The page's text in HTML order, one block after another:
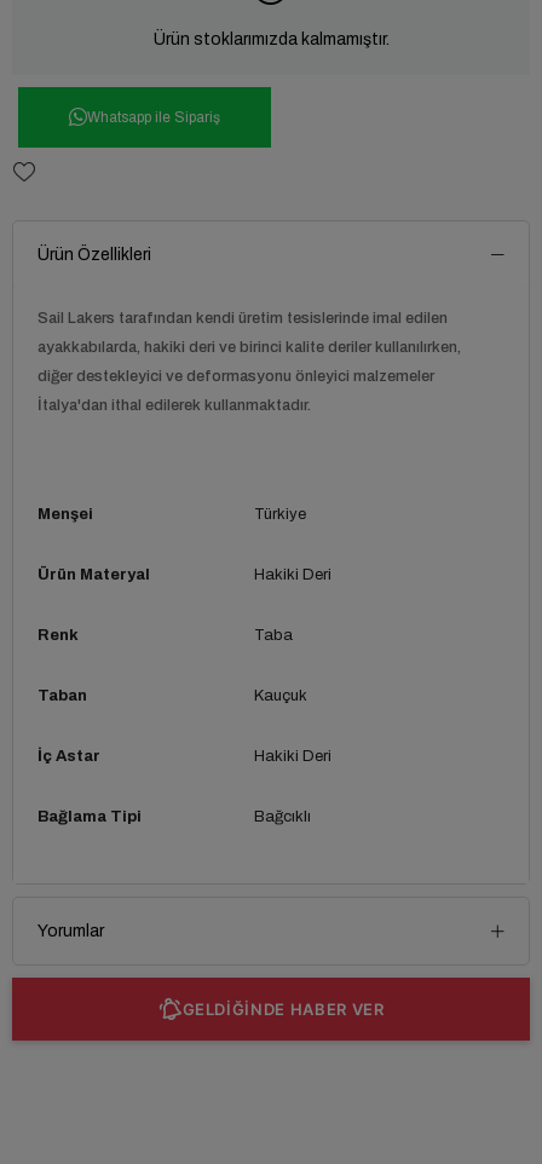
Ürün stoklarımızda kalmamıştır.
Whatsapp ile Sipariş
Ürün Özellikleri
Sail Lakers tarafından kendi üretim tesislerinde imal edilen
ayakkabılarda, hakiki deri ve birinci kalite deriler kullanılırken,
diğer destekleyici ve deformasyonu önleyici malzemeler
İtalya'dan ithal edilerek kullanmaktadır.
Menşei Türkiye
Ürün Materyal Hakiki Deri
Renk Taba
Taban Kauçuk
İç Astar Hakiki Deri
Bağlama Tipi Bağcıklı
Yorumlar
GELDİĞİNDE HABER VER